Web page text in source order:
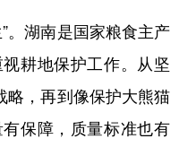
湖南是国家粮食主产
耕地保护工作。从坚
略，再到像保护大熊猫
保障，质量标准也有